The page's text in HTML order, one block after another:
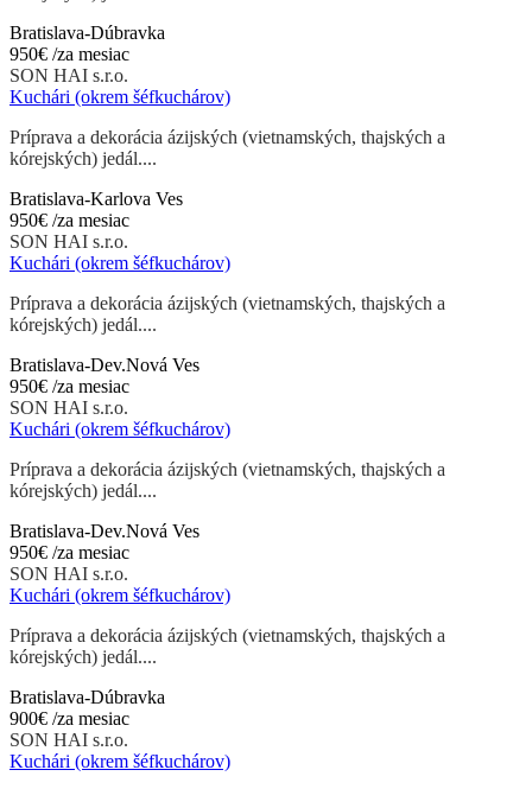
Bratislava-Dúbravka
950€ /za mesiac
SON HAI s.r.o.
Kuchári (okrem šéfkuchárov)
Príprava a dekorácia ázijských (vietnamských, thajských a
kórejských) jedál....
Bratislava-Karlova Ves
950€ /za mesiac
SON HAI s.r.o.
Kuchári (okrem šéfkuchárov)
Príprava a dekorácia ázijských (vietnamských, thajských a
kórejských) jedál....
Bratislava-Dev.Nová Ves
950€ /za mesiac
SON HAI s.r.o.
Kuchári (okrem šéfkuchárov)
Príprava a dekorácia ázijských (vietnamských, thajských a
kórejských) jedál....
Bratislava-Dev.Nová Ves
950€ /za mesiac
SON HAI s.r.o.
Kuchári (okrem šéfkuchárov)
Príprava a dekorácia ázijských (vietnamských, thajských a
kórejských) jedál....
Bratislava-Dúbravka
900€ /za mesiac
SON HAI s.r.o.
Kuchári (okrem šéfkuchárov)